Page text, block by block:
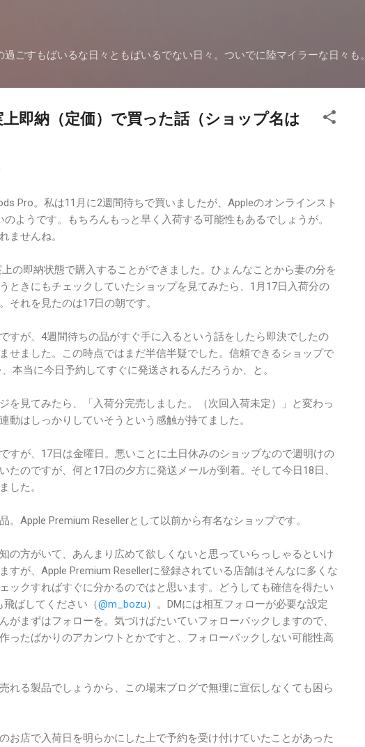
ごすもばいるな日々ともばいるでない日々。ついでに陸マイラーな日々も。
即納（定価）で買った話（ショップ名は
Pro。私は11月に2週間待ちで買いましたが、Appleのオンラインスト
ようです。もちろんもっと早く入荷する可能性もあるでしょうが。
ませんね。
の即納状態で購入することができました。ひょんなことから妻の分を
ときにもチェックしていたショップを見てみたら、1月17日入荷分の
それを見たのは17日の朝です。
すが、4週間待ちの品がすぐ手に入るという話をしたら即決でしたの
せました。この時点ではまだ半信半疑でした。信頼できるショップで
本当に今日予約してすぐに発送されるんだろうか、と。
を見てみたら、「入荷分完売しました。（次回入荷未定）」と変わっ
動はしっかりしていそうという感触が持てました。
すが、17日は金曜日。悪いことに土日休みのショップなので週明けの
たのですが、何と17日の夕方に発送メールが到着。そして今日18日、
した。
。Apple Premium Resellerとして以前から有名なショップです。
の方がいて、あんまり広めて欲しくないと思っていらっしゃるといけ
すが、Apple Premium Resellerに登録されている店舗はそんなに多くな
ックすればすぐに分かるのではと思います。どうしても確信を得たい
飛ばしてください（@m_bozu）。DMには相互フォローが必要な設定
がまずはフォローを。気づけばたいていフォローバックしますので、
ったばかりのアカンウトとかですと、フォローバックしない可能性高
れる製品でしょうから、この場末ブログで無理に宣伝しなくても困ら
お店で入荷日を明らかにした上で予約を受け付けていたことがあった